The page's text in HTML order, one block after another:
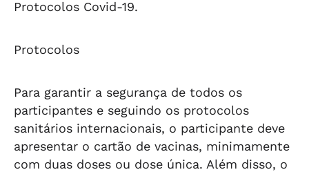
Protocolos Covid-19.
Protocolos
Para garantir a segurança de todos os
participantes e seguindo os protocolos
sanitários internacionais, o participante deve
apresentar o cartão de vacinas, minimamente
com duas doses ou dose única. Além disso, o